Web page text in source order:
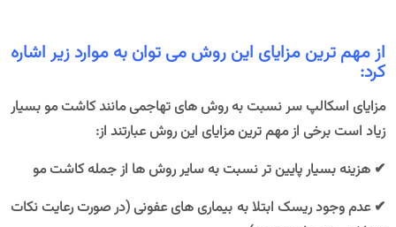
از مهم ترین مزایای این روش می توان به موارد زیر اشاره
کرد:
مزایای اسکالپ سر نسبت به روش های تهاجمی مانند کاشت مو بسیار
زیاد است برخی از مهم ترین مزایای این روش عبارتند از:
✔ هزینه بسیار پایین تر نسبت به سایر روش ها از جمله کاشت مو
✔ عدم وجود ریسک ابتلا به بیماری های عفونی (در صورت رعایت نکات